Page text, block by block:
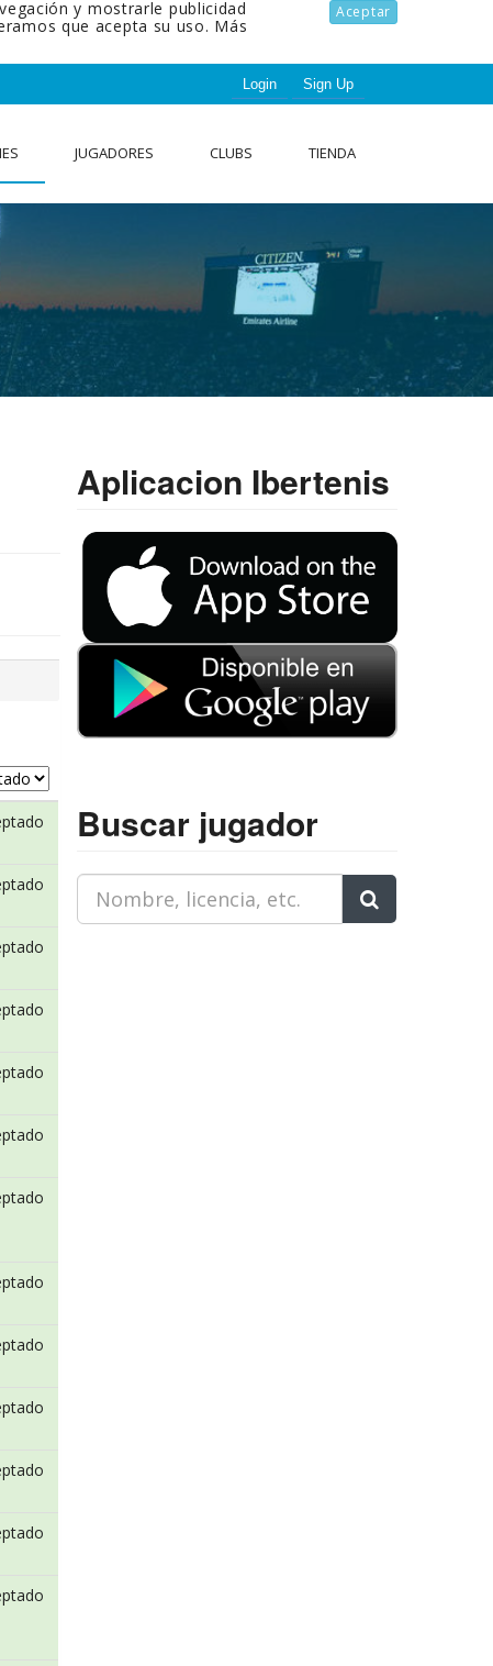
Aceptar
y mostrarle publicidad
que acepta su uso. Más
Login Sign Up
JUGADORES CLUBS TIENDA
Aplicacion Ibertenis
Buscar jugador